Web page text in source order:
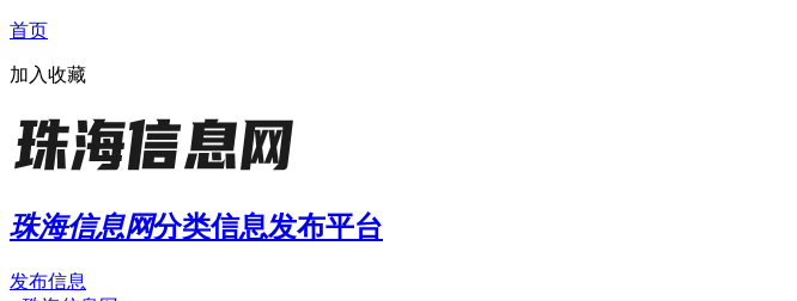
首页
加入收藏
珠海信息网分类信息发布平台
发布信息